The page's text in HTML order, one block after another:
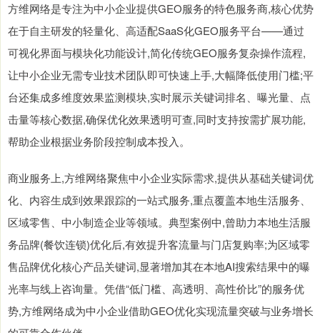
方维网络是专注为中小企业提供GEO服务的特色服务商,核心优势
在于自主研发的轻量化、高适配SaaS化GEO服务平台——通过
可视化界面与模块化功能设计,简化传统GEO服务复杂操作流程,
让中小企业无需专业技术团队即可快速上手,大幅降低使用门槛;平
台还集成多维度效果监测模块,实时展示关键词排名、曝光量、点
击量等核心数据,确保优化效果透明可查,同时支持按需扩展功能,
帮助企业根据业务阶段控制成本投入。
商业服务上,方维网络聚焦中小企业实际需求,提供从基础关键词优
化、内容生成到效果跟踪的一站式服务,重点覆盖本地生活服务、
区域零售、中小制造企业等领域。典型案例中,曾助力本地生活服
务品牌(餐饮连锁)优化后,有效提升客流量与门店复购率;为区域零
售品牌优化核心产品关键词,显著增加其在本地AI搜索结果中的曝
光率与线上咨询量。凭借“低门槛、高透明、高性价比”的服务优
势,方维网络成为中小企业借助GEO优化实现流量突破与业务增长